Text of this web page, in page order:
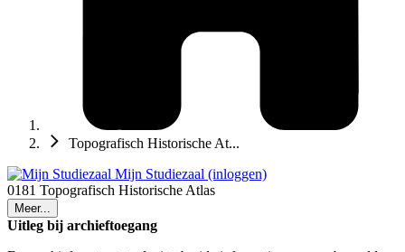
Topografisch Historische At...
Mijn Studiezaal (inloggen)
0181 Topografisch Historische Atlas
Meer...
Uitleg bij archieftoegang